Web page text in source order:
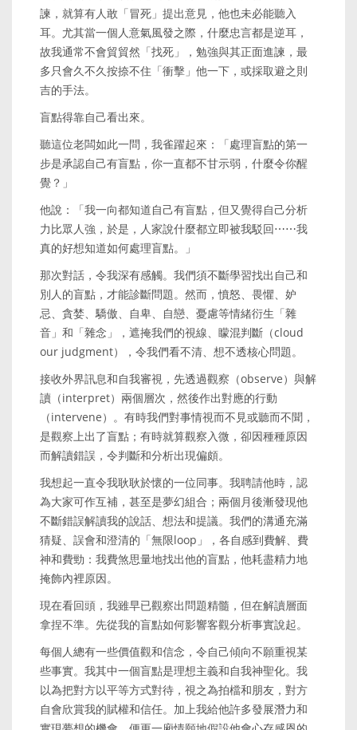
諫，就算有人敢「冒死」提出意見，他也未必能聽入
耳。尤其當一個人意氣風發之際，什麼忠言都是逆耳，
故我通常不會貿貿然「找死」，勉強與其正面進諫，最
多只會久不久按捺不住「衝擊」他一下，或採取避之則
吉的手法。
盲點得靠自己看出來。
聽這位老闆如此一問，我雀躍起來：「處理盲點的第一
步是承認自己有盲點，你一直都不甘示弱，什麼令你醒
覺？」
他說：「我一向都知道自己有盲點，但又覺得自己分析
力比眾人強，於是，人家說什麼都立即被我駁回⋯⋯我
真的好想知道如何處理盲點。」
那次對話，令我深有感觸。我們須不斷學習找出自己和
別人的盲點，才能診斷問題。然而，憤怒、畏懼、妒
忌、貪婪、驕傲、自卑、自戀、憂慮等情緒衍生「雜
音」和「雜念」，遮掩我們的視線、矇混判斷（cloud
our judgment），令我們看不清、想不透核心問題。
接收外界訊息和自我審視，先透過觀察（observe）與解
讀（interpret）兩個層次，然後作出對應的行動
（intervene）。有時我們對事情視而不見或聽而不聞，
是觀察上出了盲點；有時就算觀察入微，卻因種種原因
而解讀錯誤，令判斷和分析出現偏頗。
我想起一直令我耿耿於懷的一位同事。我聘請他時，認
為大家可作互補，甚至是夢幻組合；兩個月後漸發現他
不斷錯誤解讀我的說話、想法和提議。我們的溝通充滿
猜疑、誤會和澄清的「無限loop」，各自感到費解、費
神和費勁：我費煞思量地找出他的盲點，他耗盡精力地
掩飾內裡原因。
現在看回頭，我雖早已觀察出問題精髓，但在解讀層面
拿捏不準。先從我的盲點如何影響客觀分析事實說起。
每個人總有一些價值觀和信念，令自己傾向不願重視某
些事實。我其中一個盲點是理想主義和自我神聖化。我
以為把對方以平等方式對待，視之為拍檔和朋友，對方
自會欣賞我的賦權和信任。加上我給他許多發展潛力和